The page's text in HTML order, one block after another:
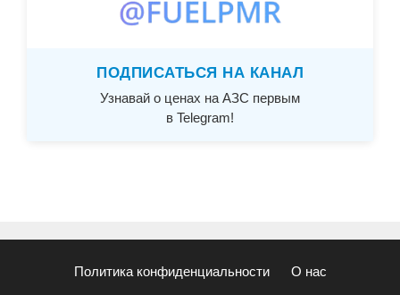
ПОДПИСАТЬСЯ НА КАНАЛ
Узнавай о ценах на АЗС первым
в Telegram!
Политика конфиденциальности О нас